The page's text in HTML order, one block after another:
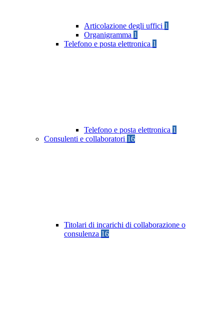
Articolazione degli uffici 1
Organigramma 1
Telefono e posta elettronica 1
Telefono e posta elettronica 1
Consulenti e collaboratori 16
Titolari di incarichi di collaborazione o
consulenza 16